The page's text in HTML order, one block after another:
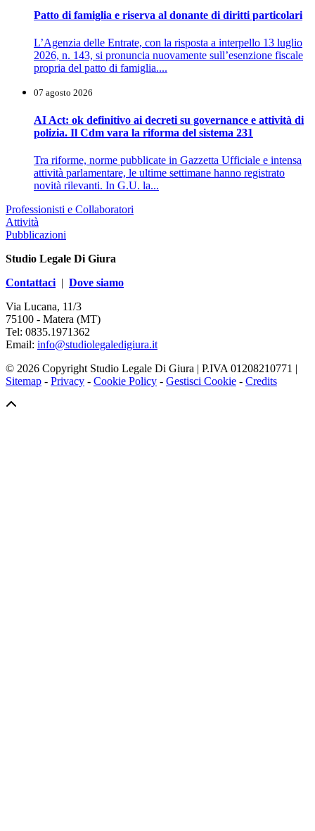
Patto di famiglia e riserva al donante di diritti particolari
L’Agenzia delle Entrate, con la risposta a interpello 13 luglio
2026, n. 143, si pronuncia nuovamente sull’esenzione fiscale
propria del patto di famiglia....
07 agosto 2026
AI Act: ok definitivo ai decreti su governance e attività di
polizia. Il Cdm vara la riforma del sistema 231
Tra riforme, norme pubblicate in Gazzetta Ufficiale e intensa
attività parlamentare, le ultime settimane hanno registrato
novità rilevanti. In G.U. la...
Professionisti e Collaboratori
Attività
Pubblicazioni
Studio Legale Di Giura
Contattaci | Dove siamo
Via Lucana, 11/3
75100 - Matera (MT)
Tel: 0835.1971362
Email: info@studiolegaledigiura.it
© 2026 Copyright Studio Legale Di Giura | P.IVA 01208210771 |
Sitemap - Privacy - Cookie Policy - Gestisci Cookie - Credits